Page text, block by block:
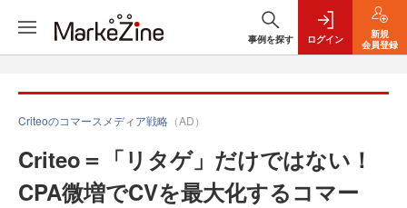
事例を探す ログイン
新規
会員登録
Criteoのコマースメディア戦略 （AD）
Criteo＝「リタゲ」だけではない！
CPA微増でCVを最大化するコマー